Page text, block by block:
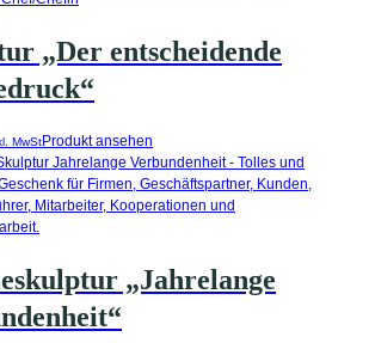
„Der entscheidende
MwStProdukt ansehen
„Jahrelange